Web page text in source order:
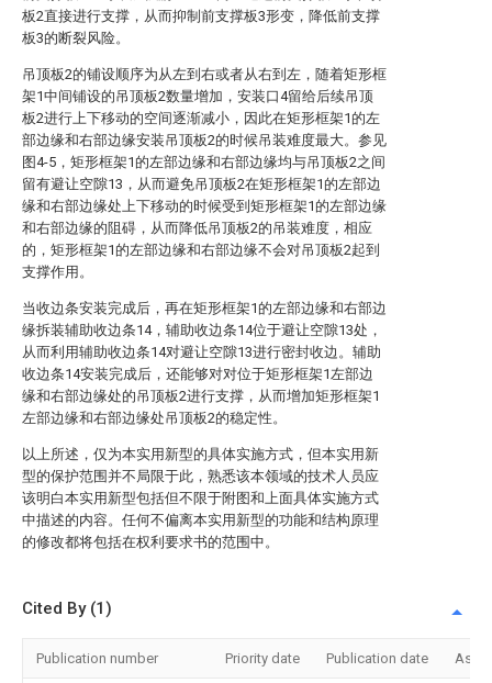
板2直接进行支撑，从而抑制前支撑板3形变，降低前支撑
板3的断裂风险。
吊顶板2的铺设顺序为从左到右或者从右到左，随着矩形框
架1中间铺设的吊顶板2数量增加，安装口4留给后续吊顶
板2进行上下移动的空间逐渐减小，因此在矩形框架1的左
部边缘和右部边缘安装吊顶板2的时候吊装难度最大。参见
图4-5，矩形框架1的左部边缘和右部边缘均与吊顶板2之间
留有避让空隙13，从而避免吊顶板2在矩形框架1的左部边
缘和右部边缘处上下移动的时候受到矩形框架1的左部边缘
和右部边缘的阻碍，从而降低吊顶板2的吊装难度，相应
的，矩形框架1的左部边缘和右部边缘不会对吊顶板2起到
支撑作用。
当收边条安装完成后，再在矩形框架1的左部边缘和右部边
缘拆装辅助收边条14，辅助收边条14位于避让空隙13处，
从而利用辅助收边条14对避让空隙13进行密封收边。辅助
收边条14安装完成后，还能够对对位于矩形框架1左部边
缘和右部边缘处的吊顶板2进行支撑，从而增加矩形框架1
左部边缘和右部边缘处吊顶板2的稳定性。
以上所述，仅为本实用新型的具体实施方式，但本实用新
型的保护范围并不局限于此，熟悉该本领域的技术人员应
该明白本实用新型包括但不限于附图和上面具体实施方式
中描述的内容。任何不偏离本实用新型的功能和结构原理
的修改都将包括在权利要求书的范围中。
Cited By (1)
Publication number Priority date Publication date